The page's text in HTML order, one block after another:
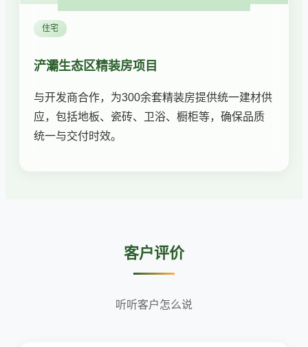
住宅
浐灞生态区精装房项目
与开发商合作，为300余套精装房提供统一建材供
应，包括地板、瓷砖、卫浴、橱柜等，确保品质
统一与交付时效。
客户评价
听听客户怎么说